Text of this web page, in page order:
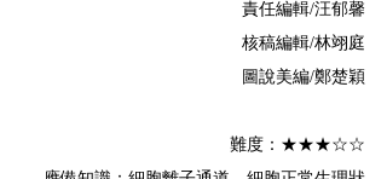
責任編輯/汪郁馨
核稿編輯/林翊庭
圖說美編/鄭楚穎
難度：★★★☆☆